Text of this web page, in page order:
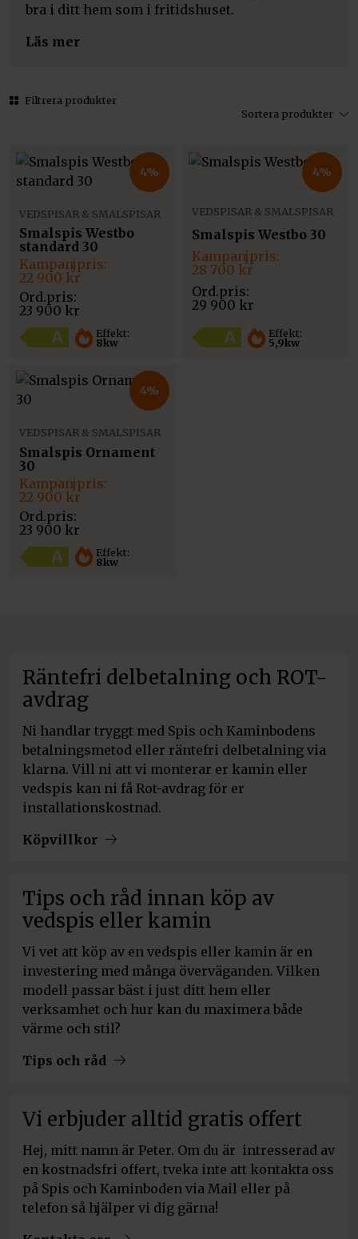
bra i ditt hem som i fritidshuset.
Läs mer
Filtrera produkter
Sortera produkter
4%
Effekt:
8kw
VEDSPISAR & SMALSPISAR
Smalspis Westbo
standard 30
23 900 kr
Det
ursprungliga
priset
var:
23
900 kr.
22 900 kr
Det
nuvarande
priset
är:
22
900 kr.
4%
Effekt:
5,9kw
VEDSPISAR & SMALSPISAR
Smalspis Westbo 30
29 900 kr
Det
ursprungliga
priset
var:
29
900 kr.
28 700 kr
Det
nuvarande
priset
är:
28
700 kr.
4%
Effekt:
8kw
VEDSPISAR & SMALSPISAR
Smalspis Ornament
30
23 900 kr
Det
ursprungliga
priset
var:
23
900 kr.
22 900 kr
Det
nuvarande
priset
är:
22
900 kr.
Räntefri delbetalning och ROT-
avdrag
Ni handlar tryggt med Spis och Kaminbodens
betalningsmetod eller räntefri delbetalning via
klarna. Vill ni att vi monterar er kamin eller
vedspis kan ni få Rot-avdrag för er
installationskostnad.
Köpvillkor
Tips och råd innan köp av
vedspis eller kamin
Vi vet att köp av en vedspis eller kamin är en
investering med många överväganden. Vilken
modell passar bäst i just ditt hem eller
verksamhet och hur kan du maximera både
värme och stil?
Tips och råd
Vi erbjuder alltid gratis offert
Hej, mitt namn är Peter. Om du är intresserad av
en kostnadsfri offert, tveka inte att kontakta oss
på Spis och Kaminboden via Mail eller på
telefon så hjälper vi dig gärna!